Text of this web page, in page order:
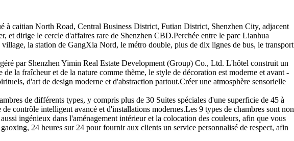
à caitian North Road, Central Business District, Futian District, Shenzhen City, adjacent
et dirige le cercle d'affaires rare de Shenzhen CBD.Perchée entre le parc Lianhua
la station de GangXia Nord, le métro double, plus de dix lignes de bus, le transport
par Shenzhen Yimin Real Estate Development (Group) Co., Ltd. L'hôtel construit un
la fraîcheur et de la nature comme thème, le style de décoration est moderne et avant -
d'art de design moderne et d'abstraction partout.Créer une atmosphère sensorielle
de différents types, y compris plus de 30 Suites spéciales d'une superficie de 45 à
contrôle intelligent avancé et d'installations modernes.Les 9 types de chambres sont non
ingénieux dans l'aménagement intérieur et la colocation des couleurs, afin que vous
24 heures sur 24 pour fournir aux clients un service personnalisé de respect, afin